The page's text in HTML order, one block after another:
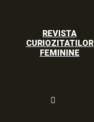
REVISTA
CURIOZITATILOR
FEMININE